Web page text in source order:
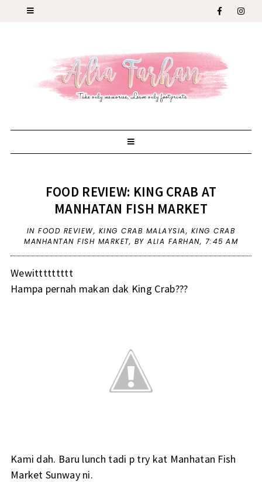
FOOD REVIEW: KING CRAB AT
MANHATAN FISH MARKET
INFOOD REVIEW, KING CRAB MALAYSIA, KING CRAB
MANHANTAN FISH MARKET, BY ALIA FARHAN, 7:45 AM
Wewittttttttt
Hampa pernah makan dak King Crab???
Kami dah. Baru lunch tadi p try kat Manhatan Fish
Market Sunway ni.